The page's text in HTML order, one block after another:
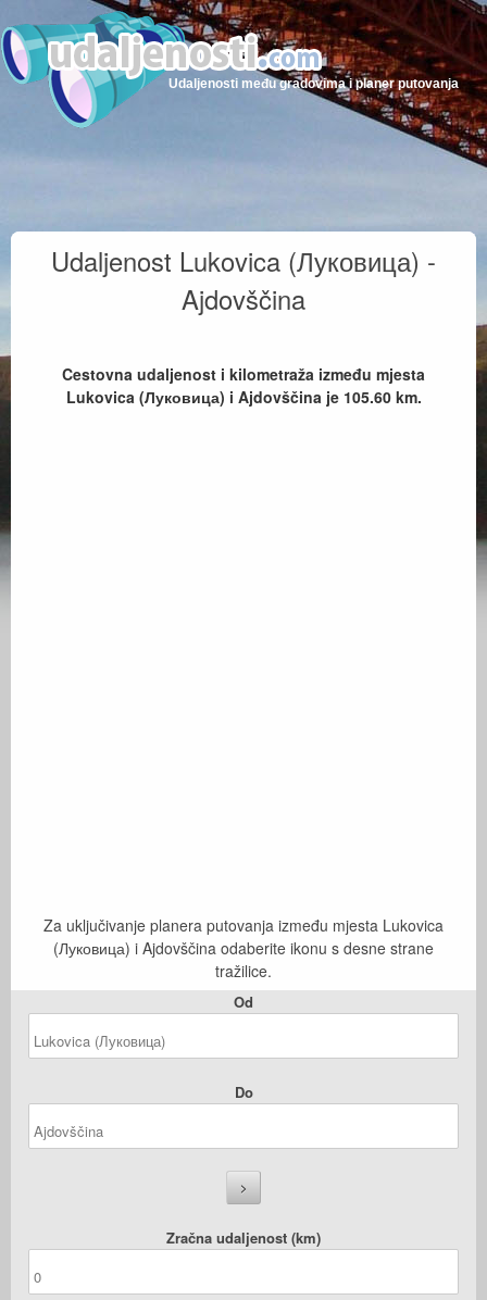
Udaljenosti među gradovima i planer putovanja
Udaljenost Lukovica (Луковица) -
Ajdovščina
Cestovna udaljenost i kilometraža između mjesta
Lukovica (Луковица) i Ajdovščina je 105.60km.
Za uključivanje planera putovanja između mjesta Lukovica
(Луковица) i Ajdovščina odaberite ikonu s desne strane
tražilice.
Od
Do
Zračna udaljenost (km)